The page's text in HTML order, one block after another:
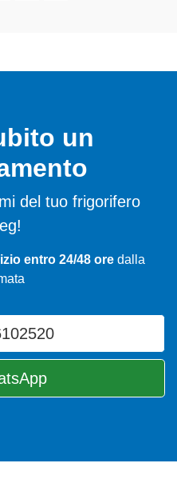
un
del tuo frigorifero
entro 24/48 oredalla